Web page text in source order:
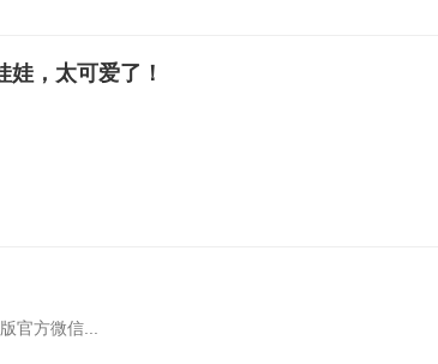
，太可爱了！
官方微信...